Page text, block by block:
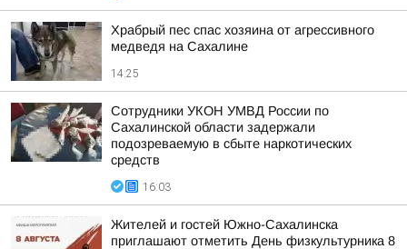
Храбрый пес спас хозяина от агрессивного
медведя на Сахалине
14:25
Сотрудники УКОН УМВД России по
Сахалинской области задержали
подозреваемую в сбыте наркотических
средств
16:03
Жителей и гостей Южно-Сахалинска
приглашают отметить День физкультурника 8